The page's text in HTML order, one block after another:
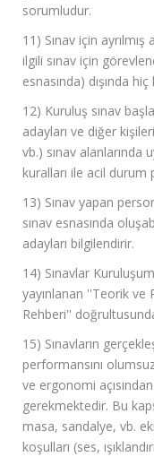
sorumludur.
11) Sınav için
ilgili sınav için
esnasında) dışında
12) Kuruluş sınav
adayları ve diğer
vb.) sınav alanlarında
kuralları ile acil
13) Sınav yapan
sınav esnasında
adayları bilgilendirir.
14) Sınavlar
yayınlanan ''Teorik ve
Rehberi''
15) Sınavların
performansını
ve ergonomi
gerekmektedir. Bu
masa, sandalye, vb.
koşulları (ses,